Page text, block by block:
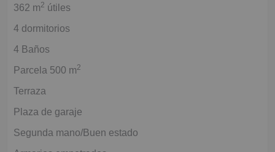
362 m2 útiles
4 dormitorios
4 Baños
Parcela 500 m2
Terraza
Plaza de garaje
Segunda mano/Buen estado